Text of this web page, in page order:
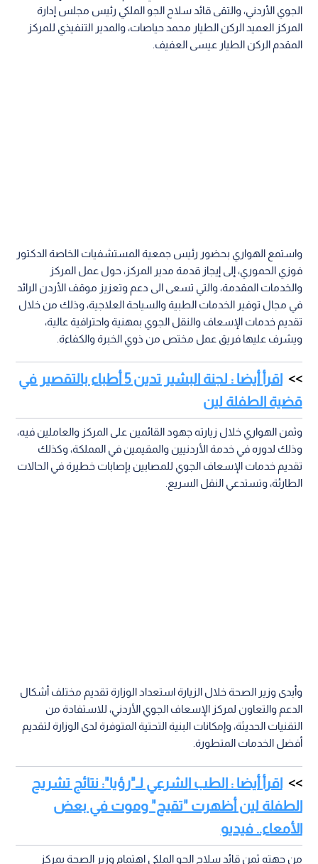
الجوي الأردني، والتقى قائد سلاح الجو الملكي رئيس مجلس إدارة
المركز العميد الركن الطيار محمد حياصات، والمدير التنفيذي للمركز
المقدم الركن الطيار عيسى العفيف.
واستمع الهواري بحضور رئيس جمعية المستشفيات الخاصة الدكتور
فوزي الحموري، إلى إيجاز قدمة مدير المركز، حول عمل المركز
والخدمات المقدمة، والتي تسعى الى دعم وتعزيز موقف الأردن الرائد
في مجال توفير الخدمات الطبية والسياحة العلاجية، وذلك من خلال
تقديم خدمات الإسعاف والنقل الجوي بمهنية واحترافية عالية،
ويشرف عليها فريق عمل مختص من ذوي الخبرة والكفاءة.
اقرأ أيضا : لجنة البشير تدين 5 أطباء بالتقصير في
قضية الطفلة لين
وثمن الهواري خلال زيارته جهود القائمين على المركز والعاملين فيه،
وذلك لدوره في خدمة الأردنيين والمقيمين في المملكة، وكذلك
تقديم خدمات الإسعاف الجوي للمصابين بإصابات خطيرة في الحالات
الطارئة، وتستدعي النقل السريع.
وأبدى وزير الصحة خلال الزيارة استعداد الوزارة تقديم مختلف أشكال
الدعم والتعاون لمركز الإسعاف الجوي الأردني، للاستفادة من
التقنيات الحديثة، وإمكانات البنية التحتية المتوفرة لدى الوزارة لتقديم
أفضل الخدمات المتطورة.
اقرأ أيضا : الطب الشرعي لـ"رؤيا": نتائج تشريح
الطفلة لين أظهرت "تقيح" وموت في بعض
الأمعاء.. فيديو
من جهته ثمن قائد سلاح الجو الملكي اهتمام وزير الصحة بمركز